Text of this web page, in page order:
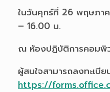
ในวันศุกร์ที่ 26 พฤษภา
– 16.00 น.
ณ ห้องปฏิบัติการคอมพิว
ผู้สนใจสามารถลงทะเบี
https://